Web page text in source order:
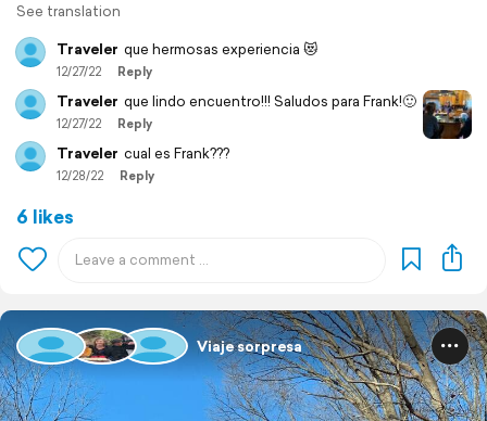
See translation
Traveler que hermosas experiencia 😻
12/27/22 Reply
Traveler que lindo encuentro!!! Saludos para Frank!🙂
12/27/22 Reply
Traveler cual es Frank???
12/28/22 Reply
6 likes
Viaje sorpresa